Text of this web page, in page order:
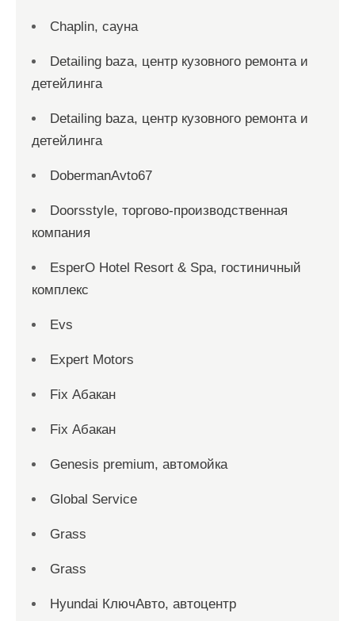
Chaplin, сауна
Detailing baza, центр кузовного ремонта и
детейлинга
Detailing baza, центр кузовного ремонта и
детейлинга
DobermanAvto67
Doorsstyle, торгово-производственная
компания
EsperO Hotel Resort & Spa, гостиничный
комплекс
Evs
Expert Motors
Fix Абакан
Fix Абакан
Genesis premium, автомойка
Global Service
Grass
Grass
Hyundai КлючАвто, автоцентр